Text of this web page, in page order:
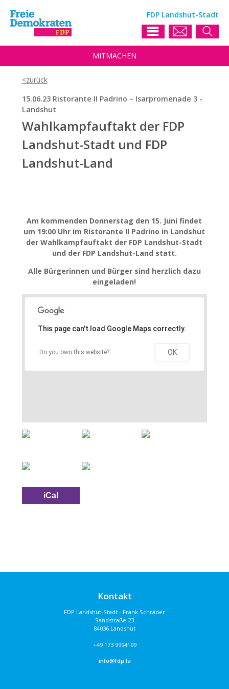
FDP Landshut-Stadt
MITMACHEN
15.06.23 Ristorante II Padrino – Isarpromenade 3 -
Landshut
Wahlkampfauftakt der FDP
Landshut-Stadt und FDP
Landshut-Land
Am kommenden Donnerstag den 15. Juni findet
um 19:00 Uhr im Ristorante Il Padrino in Landshut
der Wahlkampfauftakt der FDP Landshut-Stadt
und der FDP Landshut-Land statt.
Alle Bürgerinnen und Bürger sind herzlich dazu
eingeladen!
This page can't load Google Maps correctly.
Do you own this website? OK
iCal
Kontakt
FDP Landshut-Stadt - Frank Schräder
Sandstraße 23
84036 Landshut
+49 173 9994199
info@fdp.la